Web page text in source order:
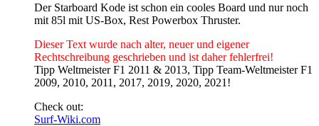
Der Starboard Kode ist schon ein cooles Board und nur noch
mit 85l mit US-Box, Rest Powerbox Thruster.
Dieser Text wurde nach alter, neuer und eigener
Rechtschreibung geschrieben und ist daher fehlerfrei!
Tipp Weltmeister F1 2011 & 2013, Tipp Team-Weltmeister F1
2009, 2010, 2011, 2017, 2019, 2020, 2021!
Check out:
Surf-Wiki.com